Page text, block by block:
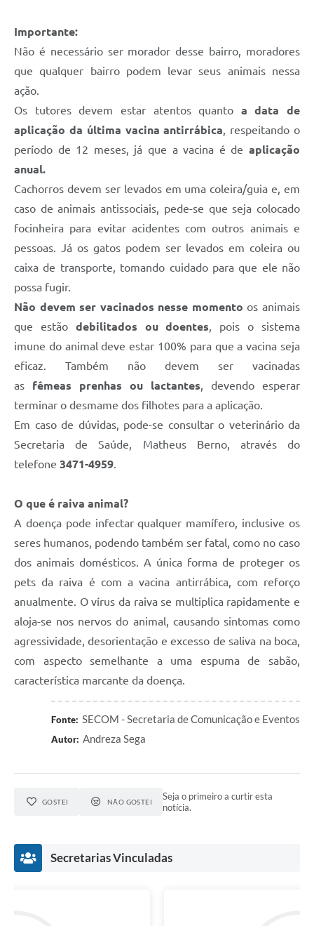
Importante:
Não é necessário ser morador desse bairro, moradores
que qualquer bairro podem levar seus animais nessa
ação.
Os tutores devem estar atentos quanto a data de
aplicação da última vacina antirrábica, respeitando o
período de 12 meses, já que a vacina é de aplicação
anual.
Cachorros devem ser levados em uma coleira/guia e, em
caso de animais antissociais, pede-se que seja colocado
focinheira para evitar acidentes com outros animais e
pessoas. Já os gatos podem ser levados em coleira ou
caixa de transporte, tomando cuidado para que ele não
possa fugir.
Não devem ser vacinados nesse momento os animais
que estão debilitados ou doentes, pois o sistema
imune do animal deve estar 100% para que a vacina seja
eficaz. Também não devem ser vacinadas
as fêmeas prenhas ou lactantes, devendo esperar
terminar o desmame dos filhotes para a aplicação.
Em caso de dúvidas, pode-se consultar o veterinário da
Secretaria de Saúde, Matheus Berno, através do
telefone 3471-4959.
O que é raiva animal?
A doença pode infectar qualquer mamífero, inclusive os
seres humanos, podendo também ser fatal, como no caso
dos animais domésticos. A única forma de proteger os
pets da raiva é com a vacina antirrábica, com reforço
anualmente. O vírus da raiva se multiplica rapidamente e
aloja-se nos nervos do animal, causando sintomas como
agressividade, desorientação e excesso de saliva na boca,
com aspecto semelhante a uma espuma de sabão,
característica marcante da doença.
Fonte: SECOM - Secretaria de Comunicação e Eventos
Autor: Andreza Sega
GOSTEI NÃO GOSTEI
Seja o primeiro a curtir esta
notícia.
Secretarias Vinculadas